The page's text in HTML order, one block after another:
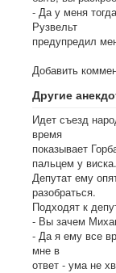
- Да у меня
Рузвельт
предупредил
Добавить
Другие
Идет съезд
время
показывает
пальцем у виска.
Депутат ему
разобраться.
Подходят к
- Вы зачем
- Да я ему все
мне в
ответ - ума не